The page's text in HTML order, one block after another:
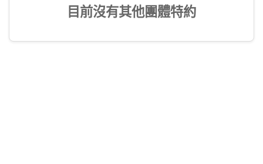
目前沒有其他團體特約